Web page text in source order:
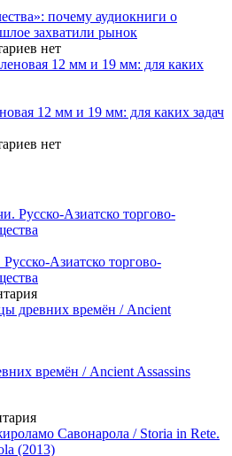
почему аудиокниги о
захватили рынок
нет
12 мм и 19 мм: для каких задач
нет
Азиатско торгово-
времён / Ancient Assassins